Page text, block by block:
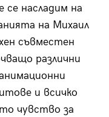
се насладим на
на Михаил
съвместен
различни
и всичко
чувство за